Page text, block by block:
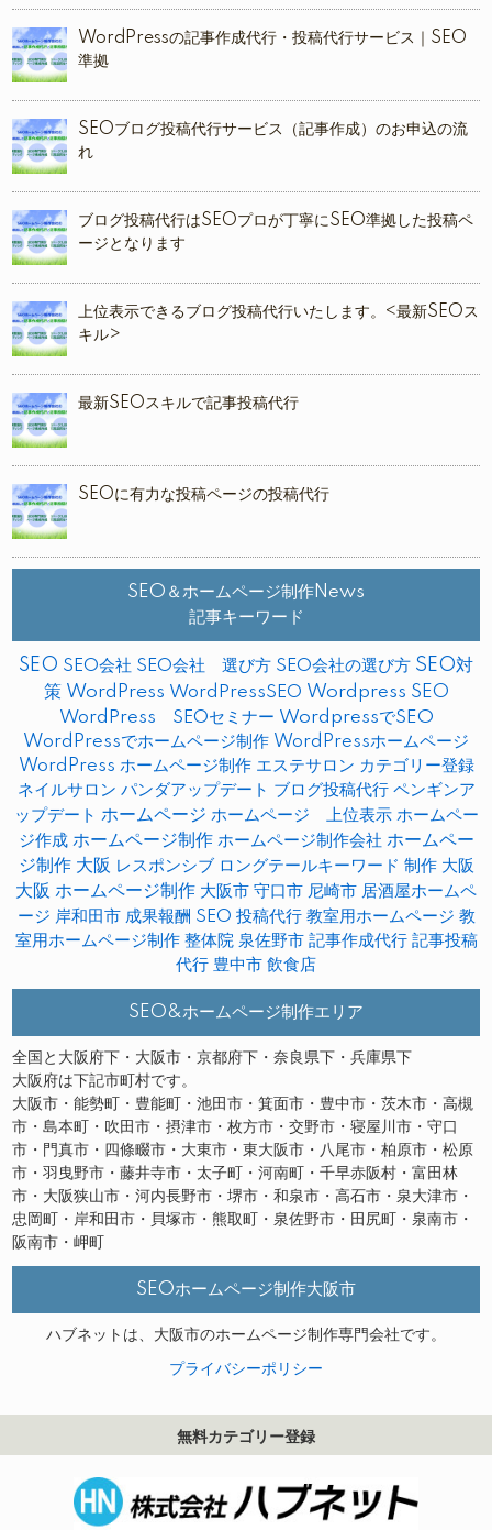
WordPressの記事作成代行・投稿代行サービス｜SEO
準拠
SEOブログ投稿代行サービス（記事作成）のお申込の流
れ
ブログ投稿代行はSEOプロが丁寧にSEO準拠した投稿ペ
ージとなります
上位表示できるブログ投稿代行いたします。<最新SEOス
キル>
最新SEOスキルで記事投稿代行
SEOに有力な投稿ページの投稿代行
SEO＆ホームページ制作News
記事キーワード
SEO SEO会社 SEO会社 選び方 SEO会社の選び方 SEO対
策 WordPress WordPressSEO Wordpress SEO
WordPress SEOセミナー WordpressでSEO
WordPressでホームページ制作 WordPressホームページ
WordPress ホームページ制作 エステサロン カテゴリー登録
ネイルサロン パンダアップデート ブログ投稿代行 ペンギンア
ップデート ホームページ ホームページ 上位表示 ホームペー
ジ作成 ホームページ制作 ホームページ制作会社 ホームペー
ジ制作 大阪 レスポンシブ ロングテールキーワード 制作 大阪
大阪 ホームページ制作 大阪市 守口市 尼崎市 居酒屋ホームペ
ージ 岸和田市 成果報酬 SEO 投稿代行 教室用ホームページ 教
室用ホームページ制作 整体院 泉佐野市 記事作成代行 記事投稿
代行 豊中市 飲食店
SEO&ホームページ制作エリア
全国と大阪府下・大阪市・京都府下・奈良県下・兵庫県下
大阪府は下記市町村です。
大阪市・能勢町・豊能町・池田市・箕面市・豊中市・茨木市・高槻
市・島本町・吹田市・摂津市・枚方市・交野市・寝屋川市・守口
市・門真市・四條畷市・大東市・東大阪市・八尾市・柏原市・松原
市・羽曳野市・藤井寺市・太子町・河南町・千早赤阪村・富田林
市・大阪狭山市・河内長野市・堺市・和泉市・高石市・泉大津市・
忠岡町・岸和田市・貝塚市・熊取町・泉佐野市・田尻町・泉南市・
阪南市・岬町
SEOホームページ制作大阪市
ハブネットは、大阪市のホームページ制作専門会社です。
プライバシーポリシー
無料カテゴリー登録